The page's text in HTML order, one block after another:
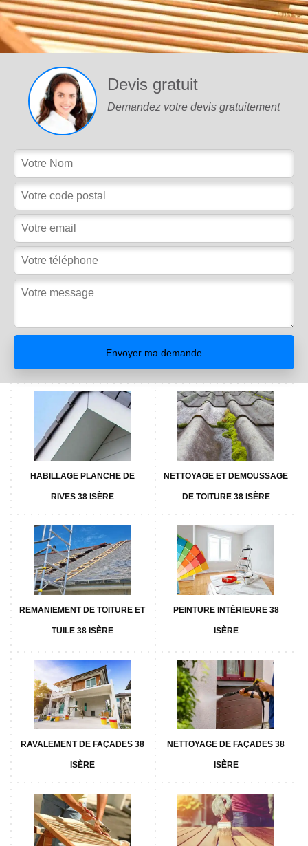
Devis gratuit
Demandez votre devis gratuitement
HABILLAGE PLANCHE DE
RIVES 38 ISÈRE
NETTOYAGE ET DEMOUSSAGE
DE TOITURE 38 ISÈRE
REMANIEMENT DE TOITURE ET
TUILE 38 ISÈRE
PEINTURE INTÉRIEURE 38
ISÈRE
RAVALEMENT DE FAÇADES 38
ISÈRE
NETTOYAGE DE FAÇADES 38
ISÈRE